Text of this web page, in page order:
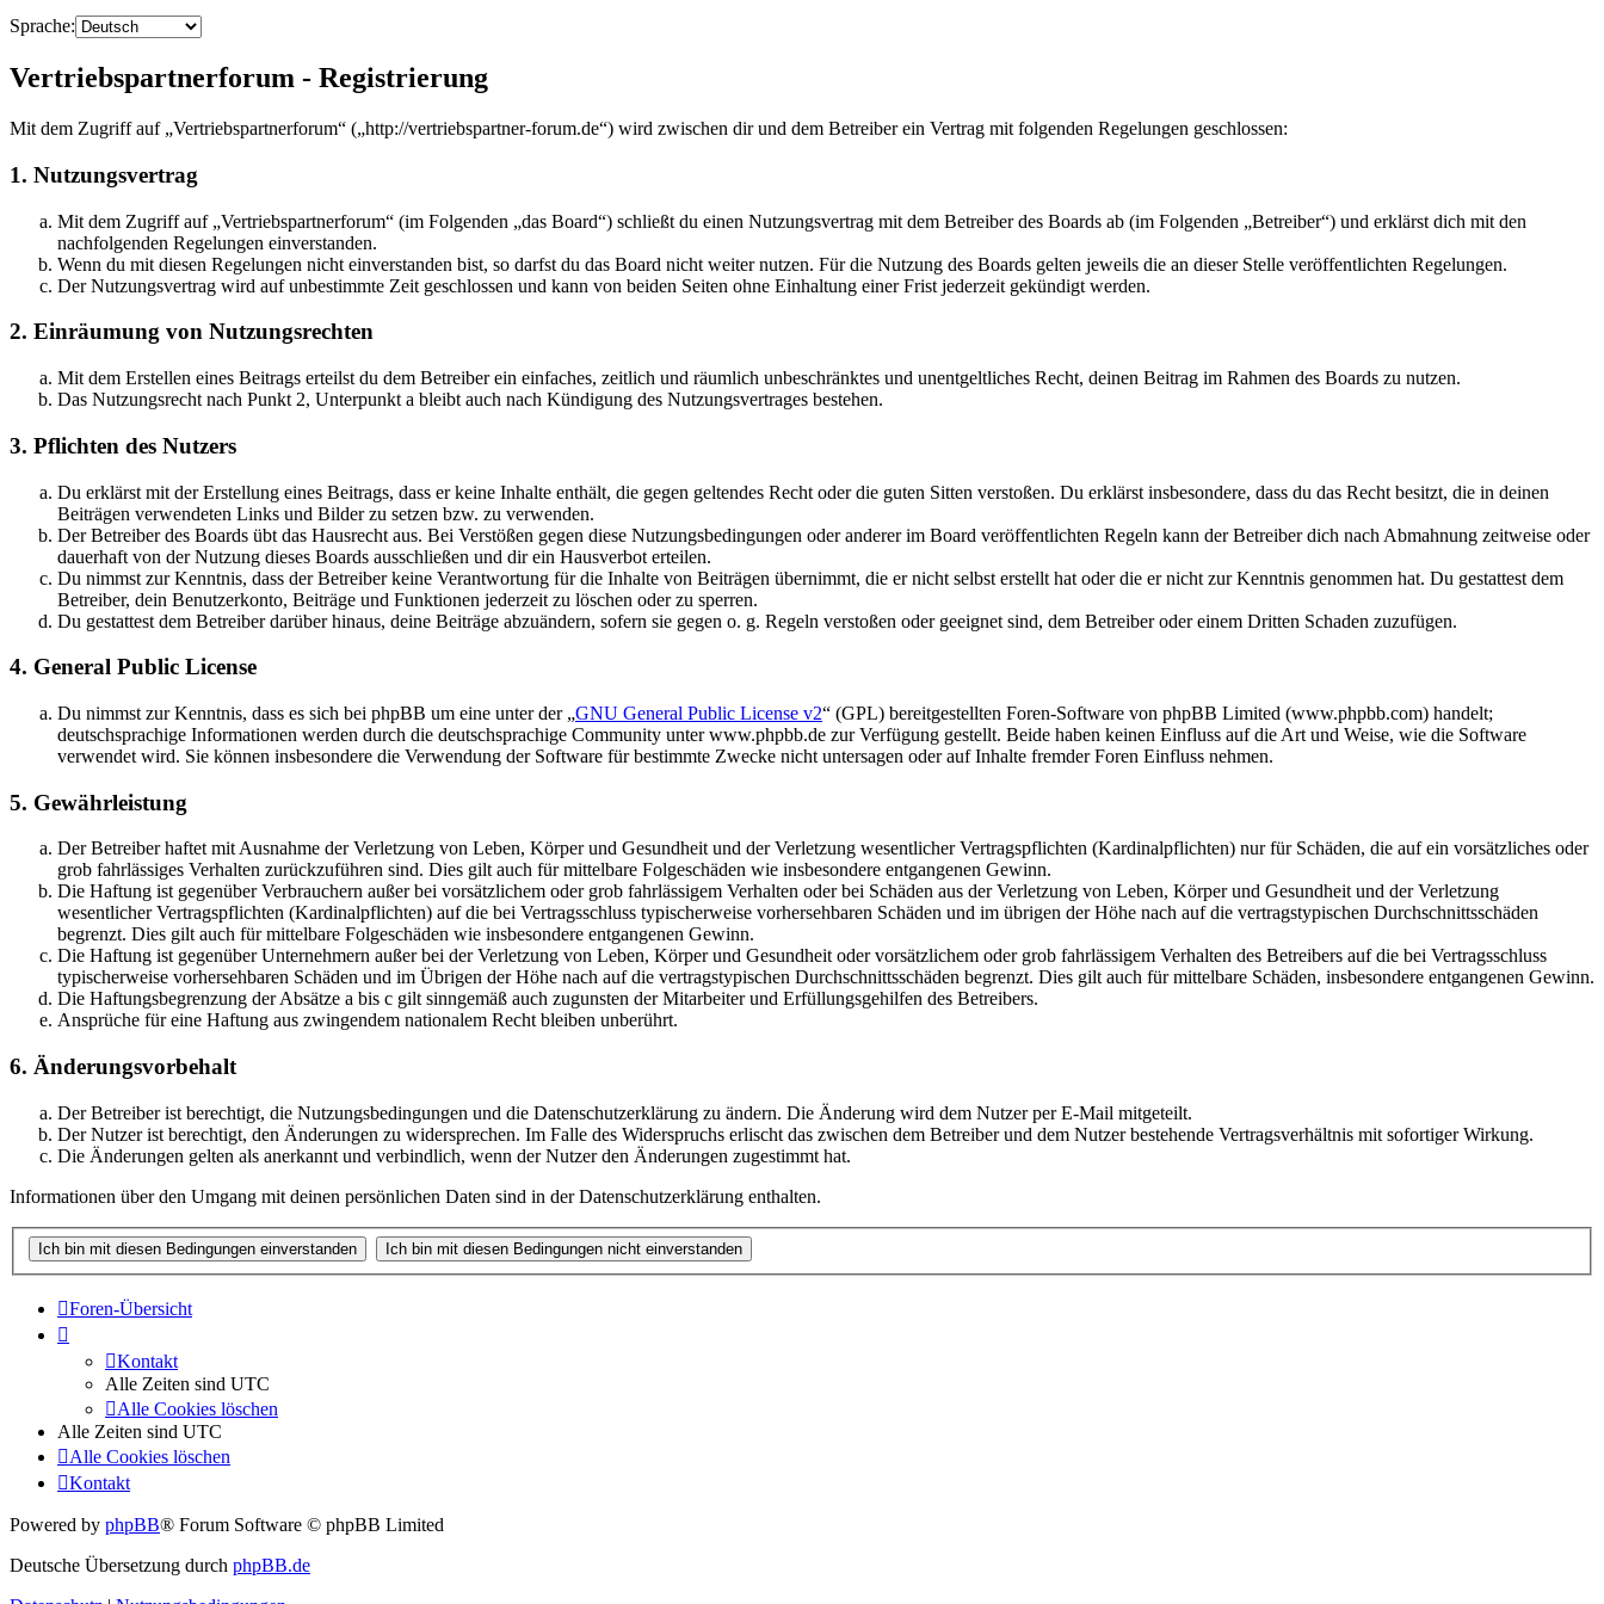
Sprache:
Vertriebspartnerforum - Registrierung
Mit dem Zugriff auf „Vertriebspartnerforum“ („http://vertriebspartner-forum.de“) wird zwischen dir und dem Betreiber ein Vertrag mit folgenden Regelungen geschlossen:
1. Nutzungsvertrag
Mit dem Zugriff auf „Vertriebspartnerforum“ (im Folgenden „das Board“) schließt du einen Nutzungsvertrag mit dem Betreiber des Boards ab (im Folgenden „Betreiber“) und erklärst dich mit den
nachfolgenden Regelungen einverstanden.
Wenn du mit diesen Regelungen nicht einverstanden bist, so darfst du das Board nicht weiter nutzen. Für die Nutzung des Boards gelten jeweils die an dieser Stelle veröffentlichten Regelungen.
Der Nutzungsvertrag wird auf unbestimmte Zeit geschlossen und kann von beiden Seiten ohne Einhaltung einer Frist jederzeit gekündigt werden.
2. Einräumung von Nutzungsrechten
Mit dem Erstellen eines Beitrags erteilst du dem Betreiber ein einfaches, zeitlich und räumlich unbeschränktes und unentgeltliches Recht, deinen Beitrag im Rahmen des Boards zu nutzen.
Das Nutzungsrecht nach Punkt 2, Unterpunkt a bleibt auch nach Kündigung des Nutzungsvertrages bestehen.
3. Pflichten des Nutzers
Du erklärst mit der Erstellung eines Beitrags, dass er keine Inhalte enthält, die gegen geltendes Recht oder die guten Sitten verstoßen. Du erklärst insbesondere, dass du das Recht besitzt, die in deinen
Beiträgen verwendeten Links und Bilder zu setzen bzw. zu verwenden.
Der Betreiber des Boards übt das Hausrecht aus. Bei Verstößen gegen diese Nutzungsbedingungen oder anderer im Board veröffentlichten Regeln kann der Betreiber dich nach Abmahnung zeitweise oder
dauerhaft von der Nutzung dieses Boards ausschließen und dir ein Hausverbot erteilen.
Du nimmst zur Kenntnis, dass der Betreiber keine Verantwortung für die Inhalte von Beiträgen übernimmt, die er nicht selbst erstellt hat oder die er nicht zur Kenntnis genommen hat. Du gestattest dem
Betreiber, dein Benutzerkonto, Beiträge und Funktionen jederzeit zu löschen oder zu sperren.
Du gestattest dem Betreiber darüber hinaus, deine Beiträge abzuändern, sofern sie gegen o. g. Regeln verstoßen oder geeignet sind, dem Betreiber oder einem Dritten Schaden zuzufügen.
4. General Public License
Du nimmst zur Kenntnis, dass es sich bei phpBB um eine unter der „GNU General Public License v2“ (GPL) bereitgestellten Foren-Software von phpBB Limited (www.phpbb.com) handelt;
deutschsprachige Informationen werden durch die deutschsprachige Community unter www.phpbb.de zur Verfügung gestellt. Beide haben keinen Einfluss auf die Art und Weise, wie die Software
verwendet wird. Sie können insbesondere die Verwendung der Software für bestimmte Zwecke nicht untersagen oder auf Inhalte fremder Foren Einfluss nehmen.
5. Gewährleistung
Der Betreiber haftet mit Ausnahme der Verletzung von Leben, Körper und Gesundheit und der Verletzung wesentlicher Vertragspflichten (Kardinalpflichten) nur für Schäden, die auf ein vorsätzliches oder
grob fahrlässiges Verhalten zurückzuführen sind. Dies gilt auch für mittelbare Folgeschäden wie insbesondere entgangenen Gewinn.
Die Haftung ist gegenüber Verbrauchern außer bei vorsätzlichem oder grob fahrlässigem Verhalten oder bei Schäden aus der Verletzung von Leben, Körper und Gesundheit und der Verletzung
wesentlicher Vertragspflichten (Kardinalpflichten) auf die bei Vertragsschluss typischerweise vorhersehbaren Schäden und im übrigen der Höhe nach auf die vertragstypischen Durchschnittsschäden
begrenzt. Dies gilt auch für mittelbare Folgeschäden wie insbesondere entgangenen Gewinn.
Die Haftung ist gegenüber Unternehmern außer bei der Verletzung von Leben, Körper und Gesundheit oder vorsätzlichem oder grob fahrlässigem Verhalten des Betreibers auf die bei Vertragsschluss
typischerweise vorhersehbaren Schäden und im Übrigen der Höhe nach auf die vertragstypischen Durchschnittsschäden begrenzt. Dies gilt auch für mittelbare Schäden, insbesondere entgangenen Gewinn.
Die Haftungsbegrenzung der Absätze a bis c gilt sinngemäß auch zugunsten der Mitarbeiter und Erfüllungsgehilfen des Betreibers.
Ansprüche für eine Haftung aus zwingendem nationalem Recht bleiben unberührt.
6. Änderungsvorbehalt
Der Betreiber ist berechtigt, die Nutzungsbedingungen und die Datenschutzerklärung zu ändern. Die Änderung wird dem Nutzer per E-Mail mitgeteilt.
Der Nutzer ist berechtigt, den Änderungen zu widersprechen. Im Falle des Widerspruchs erlischt das zwischen dem Betreiber und dem Nutzer bestehende Vertragsverhältnis mit sofortiger Wirkung.
Die Änderungen gelten als anerkannt und verbindlich, wenn der Nutzer den Änderungen zugestimmt hat.
Informationen über den Umgang mit deinen persönlichen Daten sind in der Datenschutzerklärung enthalten.
Foren-Übersicht
Kontakt
Alle Zeiten sind UTC
Alle Cookies löschen
Alle Zeiten sind UTC
Alle Cookies löschen
Kontakt
Powered by phpBB® Forum Software © phpBB Limited
Deutsche Übersetzung durch phpBB.de